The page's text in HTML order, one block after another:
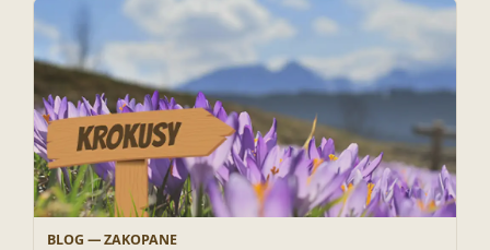
BLOG — ZAKOPANE